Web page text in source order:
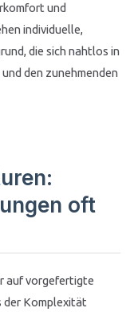
und
individuelle,
die sich nahtlos in
den zunehmenden
oft
auf vorgefertigte
der Komplexität